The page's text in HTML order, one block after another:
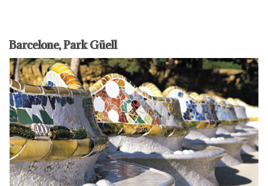
Barcelone, Park Güell